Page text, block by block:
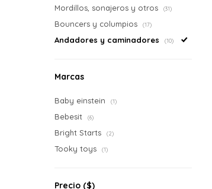
Mordillos, sonajeros y otros (31)
Bouncers y columpios (17)
Andadores y caminadores (10)
Marcas
Baby einstein (1)
Bebesit (6)
Bright Starts (2)
Tooky toys (1)
Precio ($)